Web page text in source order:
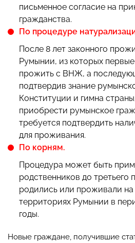
письменное согласие на
гражданства.
По процедуре
После 8 лет законного
Румынии, из которых
прожить с ВНЖ, а
подтвердив знание
Конституции и гимна
приобрести румынское
требуется подтвердить
для проживания.
По корням.
Процедура может быть
родственников до третьего
родились или проживали на
территориях Румынии в
годы.
Новые граждане, получившие